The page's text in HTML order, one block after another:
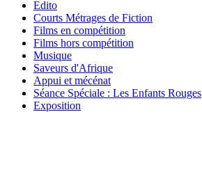
Edito
Courts Métrages de Fiction
Films en compétition
Films hors compétition
Musique
Saveurs d'Afrique
Appui et mécénat
Séance Spéciale : Les Enfants Rouges
Exposition